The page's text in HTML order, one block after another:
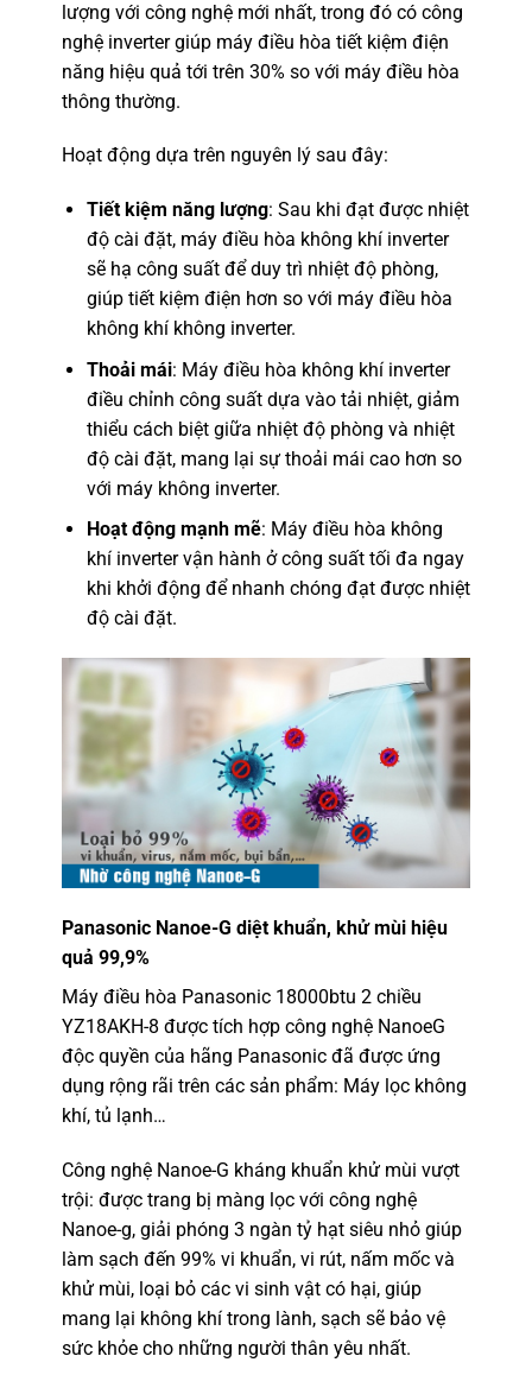
lượng với công nghệ mới nhất, trong đó có công
nghệ inverter giúp máy điều hòa tiết kiệm điện
năng hiệu quả tới trên 30% so với máy điều hòa
thông thường.
Hoạt động dựa trên nguyên lý sau đây:
Tiết kiệm năng lượng: Sau khi đạt được nhiệt
độ cài đặt, máy điều hòa không khí inverter
sẽ hạ công suất để duy trì nhiệt độ phòng,
giúp tiết kiệm điện hơn so với máy điều hòa
không khí không inverter.
Thoải mái: Máy điều hòa không khí inverter
điều chỉnh công suất dựa vào tải nhiệt, giảm
thiểu cách biệt giữa nhiệt độ phòng và nhiệt
độ cài đặt, mang lại sự thoải mái cao hơn so
với máy không inverter.
Hoạt động mạnh mẽ: Máy điều hòa không
khí inverter vận hành ở công suất tối đa ngay
khi khởi động để nhanh chóng đạt được nhiệt
độ cài đặt.
PanasonicNanoe-G diệt khuẩn, khử mùi hiệu
quả 99,9%
Máy điều hòa Panasonic 18000btu 2 chiều
YZ18AKH-8 được tích hợp công nghệ NanoeG
độc quyền của hãng Panasonic đã được ứng
dụng rộng rãi trên các sản phẩm: Máy lọc không
khí, tủ lạnh…
Công nghệ Nanoe-G kháng khuẩn khử mùi vượt
trội: được trang bị màng lọc với công nghệ
Nanoe-g, giải phóng 3 ngàn tỷ hạt siêu nhỏ giúp
làm sạch đến 99% vi khuẩn, vi rút, nấm mốc và
khử mùi, loại bỏ các vi sinh vật có hại, giúp
mang lại không khí trong lành, sạch sẽ bảo vệ
sức khỏe cho những người thân yêu nhất.